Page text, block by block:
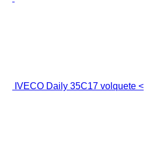
IVECO Daily 35C17 volquete <